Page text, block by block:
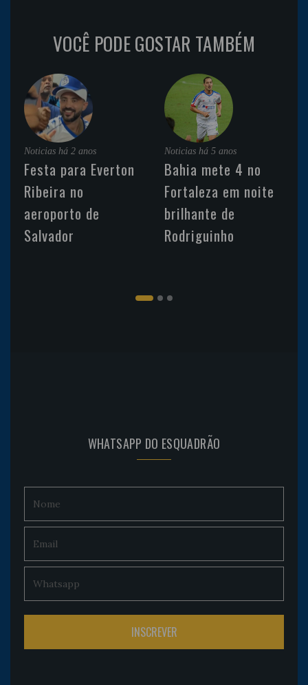
VOCÊ PODE GOSTAR TAMBÉM
Noticias há 2 anos
Festa para Everton
Ribeira no
aeroporto de
Salvador
Noticias há 5 anos
Bahia mete 4 no
Fortaleza em noite
brilhante de
Rodriguinho
WHATSAPP DO ESQUADRÃO